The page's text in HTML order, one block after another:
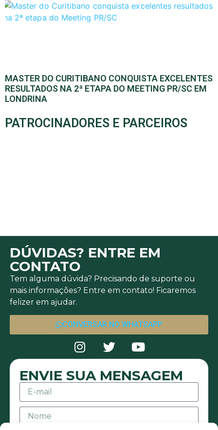
MASTER DO CURITIBANO CONQUISTA EXCELENTES
RESULTADOS NA 2ª ETAPA DO MEETING PR/SC EM
LONDRINA
PATROCINADORES E PARCEIROS
DÚVIDAS? ENTRE EM
CONTATO
Tem alguma dúvida? Precisando de suporte ou
mais informações? Entre em contato! Ficaremos
felizer em ajudar.
CONVERSAR NO WHATSAPP
ENVIE SUA MENSAGEM